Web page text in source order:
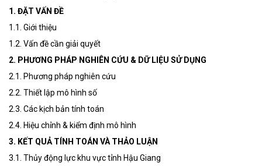
1. ĐẶT VẤN ĐỀ
1.1. Giới thiệu
1.2. Vấn đề cần giải quyết
2. PHƯƠNG PHÁP NGHIÊN CỨU & DỮ LIỆU SỬ DỤNG
2.1. Phương pháp nghiên cứu
2.2. Thiết lập mô hình số
2.3. Các kịch bản tính toán
2.4. Hiệu chỉnh & kiểm định mô hình
3. KẾT QUẢ TÍNH TOÁN VÀ THẢO LUẬN
3.1. Thủy động lực khu vực tỉnh Hậu Giang